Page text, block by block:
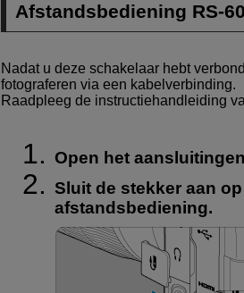
Afstandsbediening RS-
Nadat u deze schakelaar hebt
fotograferen via een kabelverbinding.
Raadpleeg de instructiehandleiding
Open het
Sluit de stekker aan
afstandsbediening.